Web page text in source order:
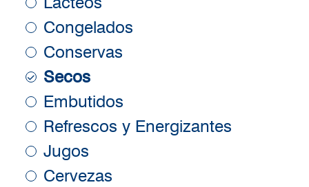
Congelados
Conservas
Secos
Embutidos
Refrescos y Energizantes
Jugos
Cervezas